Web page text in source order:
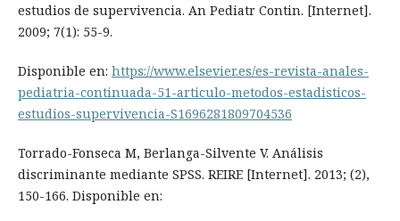
estudios de supervivencia. An Pediatr Contin. [Internet].
2009; 7(1): 55-9.
Disponible en: https://www.elsevier.es/es-revista-anales-
pediatria-continuada-51-articulo-metodos-estadisticos-
estudios-supervivencia-S1696281809704536
Torrado-Fonseca M, Berlanga-Silvente V. Análisis
discriminante mediante SPSS. REIRE [Internet]. 2013; (2),
150-166. Disponible en: